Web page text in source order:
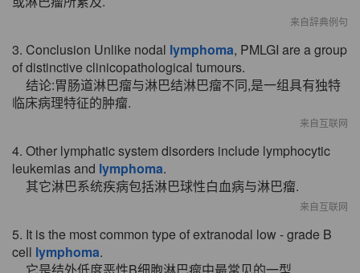
来自辞典例句
3. Conclusion Unlike nodal lymphoma, PMLGI are a group
of distinctive clinicopathological tumours.
结论:胃肠道淋巴瘤与淋巴结淋巴瘤不同,是一组具有独特
临床病理特征的肿瘤.
来自互联网
4. Other lymphatic system disorders include lymphocytic
leukemias and lymphoma.
其它淋巴系统疾病包括淋巴球性白血病与淋巴瘤.
来自互联网
5. It is the most common type of extranodal low - grade B
cell lymphoma.